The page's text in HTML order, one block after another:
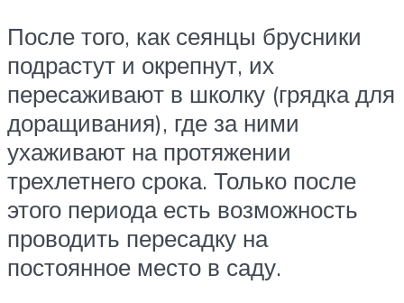
После того, как сеянцы брусники
подрастут и окрепнут, их
пересаживают в школку (грядка для
доращивания), где за ними
ухаживают на протяжении
трехлетнего срока. Только после
этого периода есть возможность
проводить пересадку на
постоянное место в саду.